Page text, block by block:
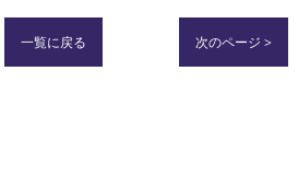
一覧に戻る 次のページ >